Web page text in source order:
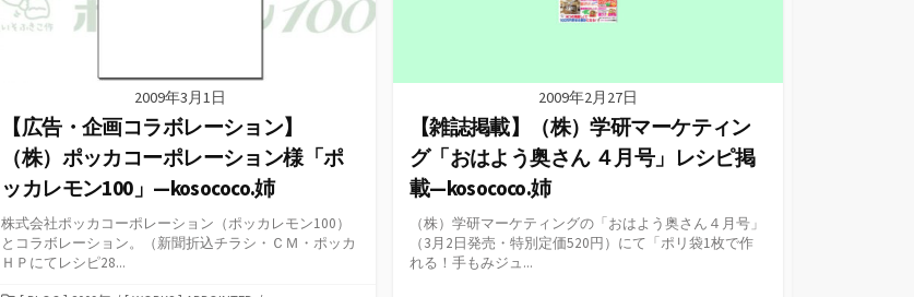
2009年3月1日
【広告・企画コラボレーション】
（株）ポッカコーポレーション様「ポ
ッカレモン100」—kosococo.姉
株式会社ポッカコーポレーション（ポッカレモン100）
とコラボレーション。（新聞折込チラシ・ＣＭ・ポッカ
ＨＰにてレシピ28...
2009年2月27日
【雑誌掲載】（株）学研マーケティン
グ「おはよう奥さん ４月号」レシピ掲
載—kosococo.姉
（株）学研マーケティングの「おはよう奥さん４月号」
（3月2日発売・特別定価520円）にて「ポリ袋1枚で作
れる！手もみジュ...